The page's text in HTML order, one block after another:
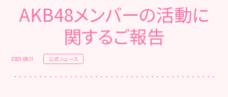
AKB48メンバーの活動に
関するご報告
2021.08.11 公式ニュース